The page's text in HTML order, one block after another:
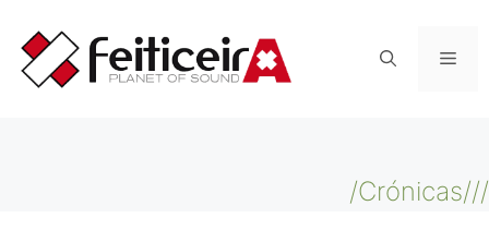
contenido
/Crónicas///